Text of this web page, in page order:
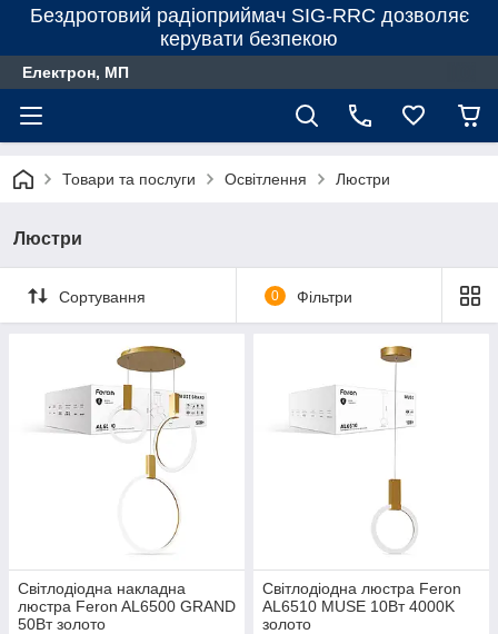
Бездротовий радіоприймач SIG-RRC дозволяє
керувати безпекою
Електрон, МП
Товари та послуги Освітлення Люстри
Люстри
Сортування 0 Фільтри
Світлодіодна накладна
люстра Feron AL6500 GRAND
50Вт золото
Світлодіодна люстра Feron
AL6510 MUSE 10Вт 4000K
золото